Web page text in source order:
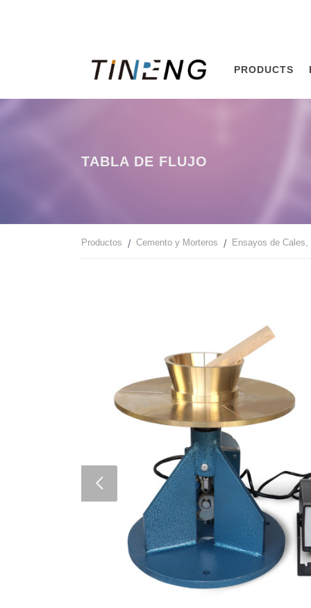
PRODUCTS
TABLA DE FLUJO
Productos Cemento y Morteros Ensayos de